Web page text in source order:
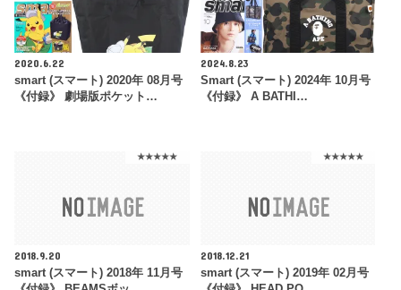
2020.6.22
smart (スマート) 2020年 08月号
《付録》 劇場版ポケット…
2024.8.23
Smart (スマート) 2024年 10月号
《付録》 A BATHI…
★★★★★
2018.9.20
smart (スマート) 2018年 11月号
★★★★★
2018.12.21
smart (スマート) 2019年 02月号